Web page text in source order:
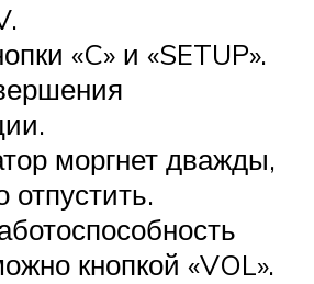
«C» и «SETUP».
моргнет дважды,
отпустить.
кнопкой «VOL».